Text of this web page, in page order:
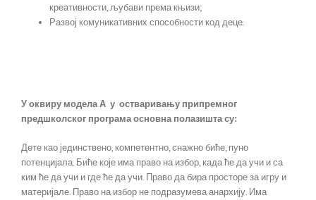
креативности, љубави према књизи;
Развој комуникативних способности код деце.
У оквиру модела А у остваривању припремног
предшколског програма основна полазишта су:
Дете као јединствено, компетентно, снажно биће, пуно
потенцијала. Биће које има право на избор, када ће да учи и са
ким ће да учи и где ће да учи. Право да бира просторе за игру и
материјале. Право на избор не подразумева анархију. Има